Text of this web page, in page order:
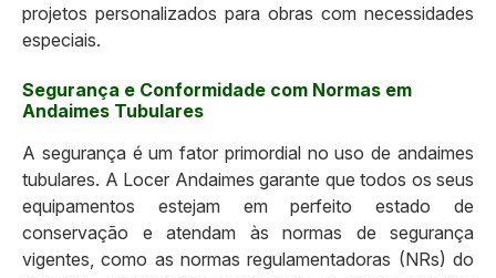
projetos personalizados para obras com necessidades
especiais.
Segurança e Conformidade com Normas em
Andaimes Tubulares
A segurança é um fator primordial no uso de andaimes
tubulares. A Locer Andaimes garante que todos os seus
equipamentos estejam em perfeito estado de
conservação e atendam às normas de segurança
vigentes, como as normas regulamentadoras (NRs) do